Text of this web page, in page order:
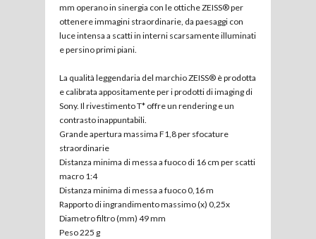
mm operano in sinergia con le ottiche ZEISS® per
ottenere immagini straordinarie, da paesaggi con
luce intensa a scatti in interni scarsamente illuminati
e persino primi piani.
La qualità leggendaria del marchio ZEISS® è prodotta
e calibrata appositamente per i prodotti di imaging di
Sony. Il rivestimento T* offre un rendering e un
contrasto inappuntabili.
Grande apertura massima F1,8 per sfocature
straordinarie
Distanza minima di messa a fuoco di 16 cm per scatti
macro 1:4
Distanza minima di messa a fuoco 0,16 m
Rapporto di ingrandimento massimo (x) 0,25x
Diametro filtro (mm) 49 mm
Peso 225 g